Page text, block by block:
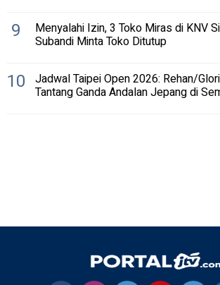
9 Menyalahi Izin, 3 Toko Miras di KNV
Subandi Minta Toko Ditutup
10 Jadwal Taipei Open 2026: Rehan/
Tantang Ganda Andalan Jepang di